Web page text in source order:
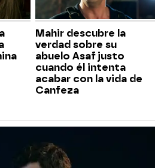
Mahir descubre la
verdad sobre su
abuelo Asaf justo
cuando él intenta
acabar con la vida de
Canfeza